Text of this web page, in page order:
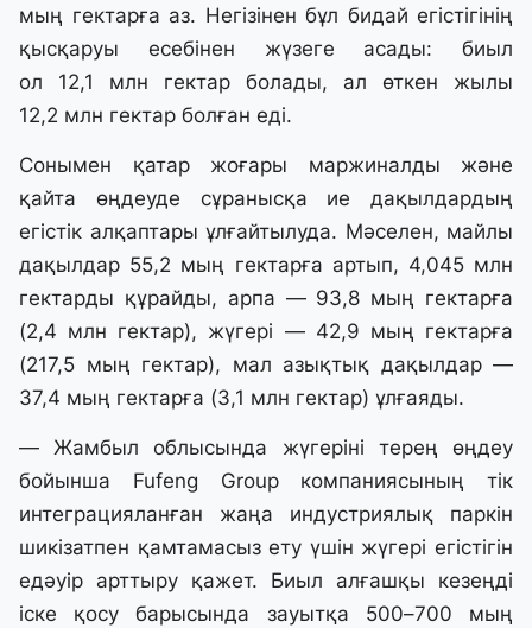
мың гектарға аз. Негізінен бұл бидай егістігінің
қысқаруы есебінен жүзеге асады: биыл
ол 12,1 млн гектар болады, ал өткен жылы
12,2 млн гектар болған еді.
Сонымен қатар жоғары маржиналды және
қайта өңдеуде сұранысқа ие дақылдардың
егістік алқаптары ұлғайтылуда. Мәселен, майлы
дақылдар 55,2 мың гектарға артып, 4,045 млн
гектарды құрайды, арпа — 93,8 мың гектарға
(2,4 млн гектар), жүгері — 42,9 мың гектарға
(217,5 мың гектар), мал азықтық дақылдар —
37,4 мың гектарға (3,1 млн гектар) ұлғаяды.
— Жамбыл облысында жүгеріні терең өңдеу
бойынша Fufeng Group компаниясының тік
интеграцияланған жаңа индустриялық паркін
шикізатпен қамтамасыз ету үшін жүгері егістігін
едәуір арттыру қажет. Биыл алғашқы кезеңді
іске қосу барысында зауытқа 500–700 мың